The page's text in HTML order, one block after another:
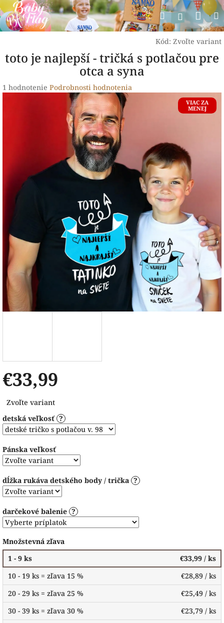
Prejsť
na
obsah
Hľadať
Kód: Zvoľte variant
toto je najlepší - tričká s potlačou pre
otca a syna
Priemerné
1 hodnotenie Podrobnosti hodnotenia
VIAC ZA
MENEJ
€33,99
cena:
Zvoľte variant
detská veľkosť ?
Pánska veľkosť
dĺžka rukáva detského body / trička ?
darčekové balenie ?
Množstevná zľava
1 - 9 ks
€33,99 / ks
10 - 19 ks = zľava 15 %
€28,89 / ks
20 - 29 ks = zľava 25 %
€25,49 / ks
30 - 39 ks = zľava 30 %
€23,79 / ks